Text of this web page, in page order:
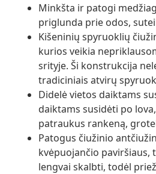
Minkšta ir patogi
priglunda prie odos,
Kišeninių spyruoklių
kurios veikia
srityje. Ši konstrukcija
tradiciniais atvirų
Didelė vietos daiktams
daiktams susidėti po
patraukus rankeną,
Patogus čiužinio
kvėpuojančio paviršiaus,
lengvai skalbti, todėl